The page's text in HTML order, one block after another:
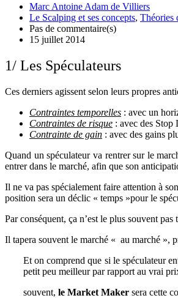
Marc Antoine Adam de Villiers
Le Scalping et ses concepts, Théories
Pas de commentaire(s)
15 juillet 2014
1/ Les Spéculateurs
Ces derniers agissent selon leurs propres
Contraintes temporelles : avec un
Contraintes de risque : avec des Stop
Contrainte de gain : avec des gains
Quand un spéculateur va rentrer sur le
entrer dans le marché, afin que son
Il ne va pas spécialement faire attention à
position sera un déclic « temps »pour le
Par conséquent, ça n’est le plus souvent
Il tapera souvent le marché « au marché »,
Et on comprend que si le spéculateur
petit peu meilleur par rapport au vrai
souvent, le Market Maker sera cette